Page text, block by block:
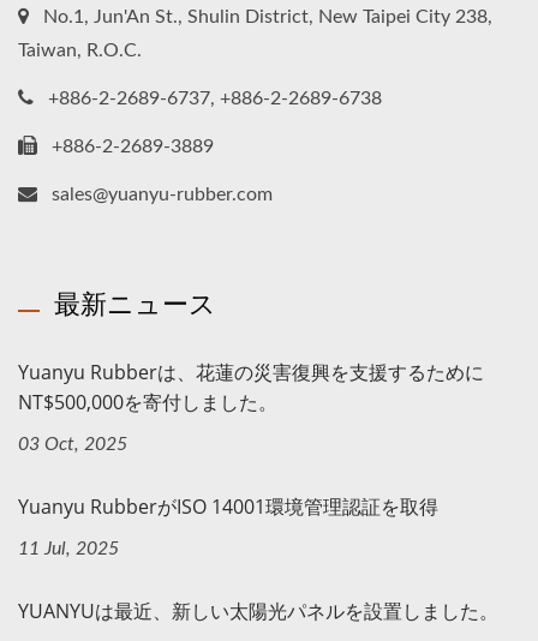
No.1, Jun'An St., Shulin District, New Taipei City 238,
Taiwan, R.O.C.
+886-2-2689-6737, +886-2-2689-6738
+886-2-2689-3889
sales@yuanyu-rubber.com
最新ニュース
Yuanyu Rubberは、花蓮の災害復興を支援するために
NT$500,000を寄付しました。
03 Oct, 2025
Yuanyu RubberがISO 14001環境管理認証を取得
11 Jul, 2025
YUANYUは最近、新しい太陽光パネルを設置しました。